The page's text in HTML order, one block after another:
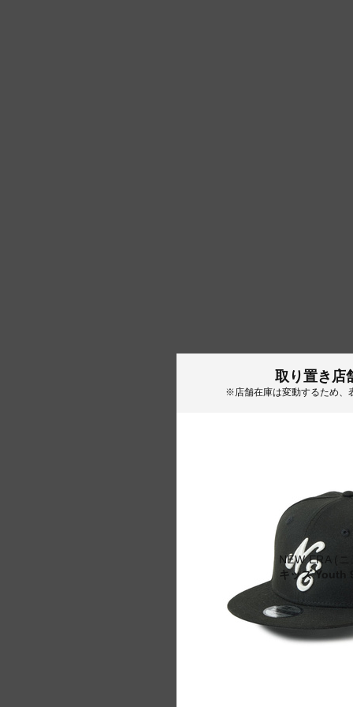
取り置き店
※店舗在庫は変動するため、
NEW ERA (
キッズ Youth